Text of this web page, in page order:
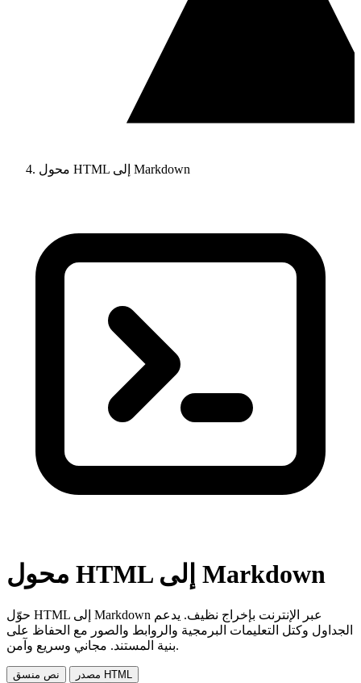
محول HTML إلى Markdown
محول HTML إلى Markdown
حوّل HTML إلى Markdown عبر الإنترنت بإخراج نظيف. يدعم
الجداول وكتل التعليمات البرمجية والروابط والصور مع الحفاظ على
بنية المستند. مجاني وسريع وآمن.
نص منسق
مصدر HTML